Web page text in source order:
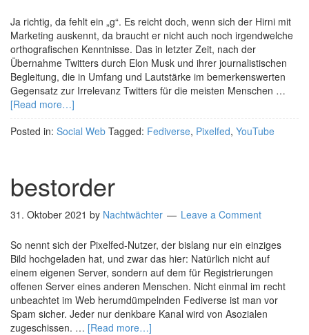
Ja richtig, da fehlt ein „g“. Es reicht doch, wenn sich der Hirni mit
Marketing auskennt, da braucht er nicht auch noch irgendwelche
orthografischen Kenntnisse. Das in letzter Zeit, nach der
Übernahme Twitters durch Elon Musk und ihrer journalistischen
Begleitung, die in Umfang und Lautstärke im bemerkenswerten
Gegensatz zur Irrelevanz Twitters für die meisten Menschen …
[Read more…]
Posted in: Social Web Tagged: Fediverse, Pixelfed, YouTube
bestorder
31. Oktober 2021 by Nachtwächter Leave a Comment
So nennt sich der Pixelfed-Nutzer, der bislang nur ein einziges
Bild hochgeladen hat, und zwar das hier: Natürlich nicht auf
einem eigenen Server, sondern auf dem für Registrierungen
offenen Server eines anderen Menschen. Nicht einmal im recht
unbeachtet im Web herumdümpelnden Fediverse ist man vor
Spam sicher. Jeder nur denkbare Kanal wird von Asozialen
zugeschissen. … [Read more…]